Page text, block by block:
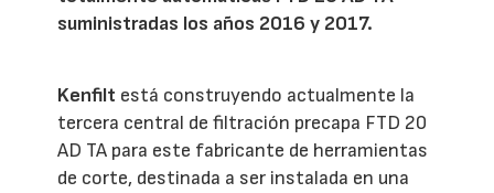
suministradas los años 2016 y 2017.
Kenfilt está construyendo actualmente la
tercera central de filtración precapa FTD 20
AD TA para este fabricante de herramientas
de corte, destinada a ser instalada en una